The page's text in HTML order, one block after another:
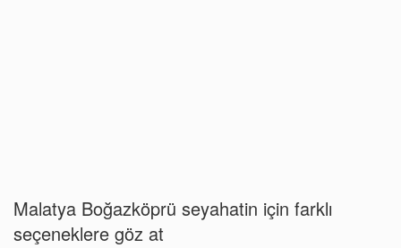
Malatya Boğazköprü seyahatin için farklı
seçeneklere göz at